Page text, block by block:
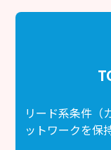
リード系条件（
ットワークを保